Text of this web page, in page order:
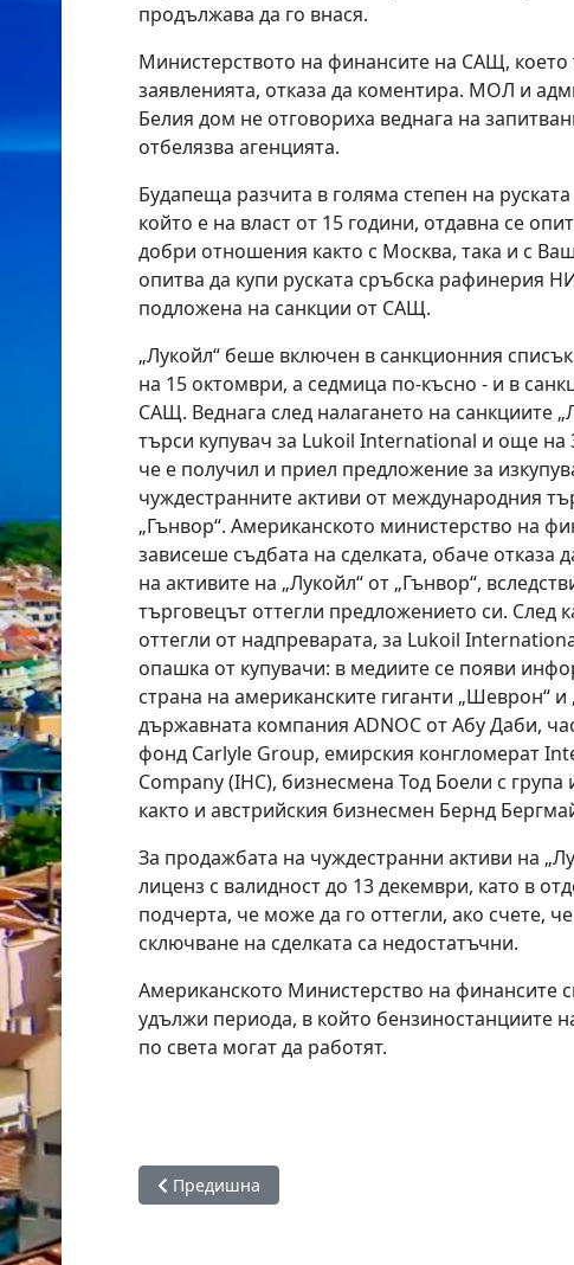
продължава да го внася.
Министерството на финансите на САЩ, което
заявленията, отказа да коментира. МОЛ и
Белия дом не отговориха веднага на
отбелязва агенцията.
Будапеща разчита в голяма степен на
който е на власт от 15 години, отдавна се
добри отношения както с Москва, така и с
опитва да купи руската сръбска рафинерия
подложена на санкции от САЩ.
„Лукойл“ беше включен в санкционния
на 15 октомври, а седмица по-късно - и в
САЩ. Веднага след налагането на санкциите
търси купувач за Lukoil International и още на
че е получил и приел предложение за
чуждестранните активи от международния
„Гънвор“. Американското министерство на
зависеше съдбата на сделката, обаче отказа
на активите на „Лукойл“ от „Гънвор“,
търговецът оттегли предложението си. След
оттегли от надпреварата, за Lukoil
опашка от купувачи: в медиите се появи
страна на американските гиганти „Шеврон“
държавната компания ADNOC от Абу Даби,
фонд Carlyle Group, емирския конгломерат
Company (IHC), бизнесмена Тод Боели с
както и австрийския бизнесмен Бернд
За продажбата на чуждестранни активи на
лиценз с валидност до 13 декември, като в
подчерта, че може да го оттегли, ако счете,
сключване на сделката са недостатъчни.
Aмериканското Министерство на финансите
удължи периода, в който бензиностанциите
по света могат да работят.
Предишна статия: Правителството внася
Предишна